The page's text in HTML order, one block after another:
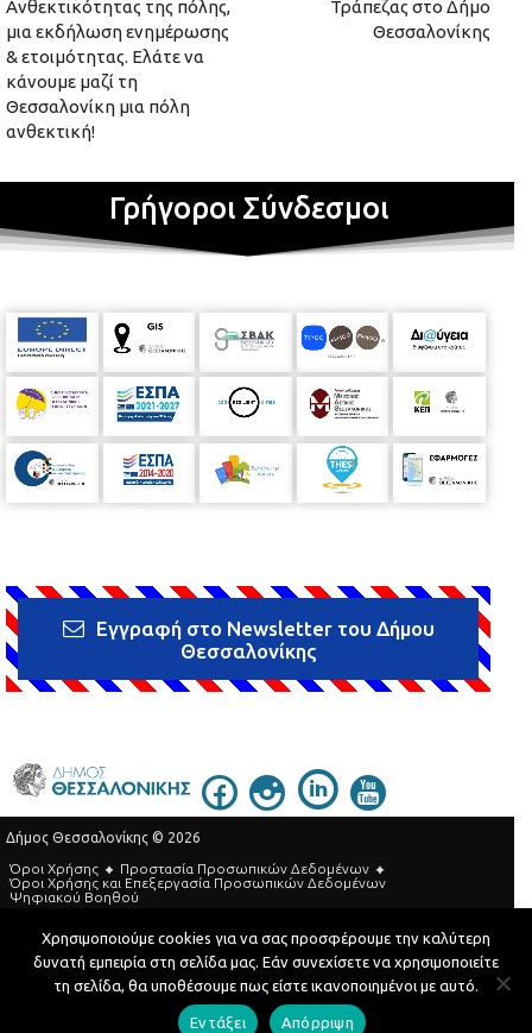
Ανθεκτικότητας της πόλης,
μια εκδήλωση ενημέρωσης
& ετοιμότητας. Ελάτε να
κάνουμε μαζί τη
Θεσσαλονίκη μια πόλη
ανθεκτική!
Τράπεζας στο Δήμο
Θεσσαλονίκης
Γρήγοροι Σύνδεσμοι
Εγγραφή στο Newsletter του Δήμου
Θεσσαλονίκης
Δήμος Θεσσαλονίκης © 2026
Όροι Χρήσης
Προστασία Προσωπικών Δεδομένων
Όροι Xρήσης και Eπεξεργασία Προσωπικών Δεδομένων
Ψηφιακού Βοηθού
Τηλεφωνικός Κατάλογος
Developed by MyCompany Projects
Χρησιμοποιούμε cookies για να σας προσφέρουμε την καλύτερη
δυνατή εμπειρία στη σελίδα μας. Εάν συνεχίσετε να χρησιμοποιείτε
τη σελίδα, θα υποθέσουμε πως είστε ικανοποιημένοι με αυτό.
Εντάξει Απόρριψη